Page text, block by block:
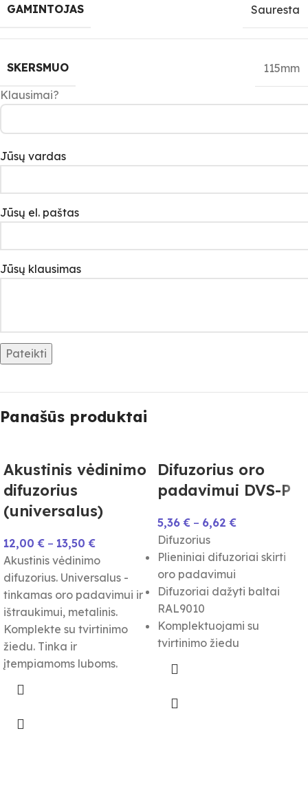
GAMINTOJAS
Sauresta
SKERSMUO
115mm
Klausimai?
Jūsų vardas
Jūsų el. paštas
Jūsų klausimas
Panašūs produktai
Akustinis vėdinimo
difuzorius
(universalus)
12,00€ – 13,50€
Akustinis vėdinimo
difuzorius. Universalus -
tinkamas oro padavimui ir
ištraukimui, metalinis.
Komplekte su tvirtinimo
žiedu. Tinka ir
įtempiamoms luboms.
Difuzorius oro
padavimui DVS-P
5,36€ – 6,62€
Difuzorius
Plieniniai difuzoriai skirti
oro padavimui
Difuzoriai dažyti baltai
RAL9010
Komplektuojami su
tvirtinimo žiedu